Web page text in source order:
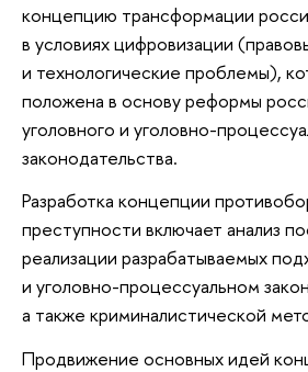
концепцию трансформации
в условиях цифровизации
и технологические проблемы),
положена в основу реформы
уголовного и уголовно-
законодательства.
Разработка концепции
преступности включает анализ
реализации разрабатываемых
и уголовно-процессуальном
а также криминалистической
Продвижение основных идей